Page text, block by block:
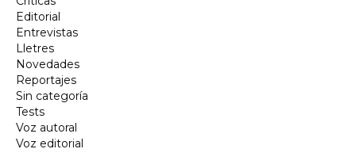
Editorial
Entrevistas
Lletres
Novedades
Reportajes
Sin categoría
Tests
Voz autoral
Voz editorial